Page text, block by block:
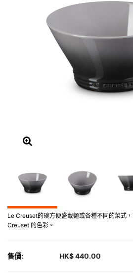
Le Creuset的碗方便盛載麵或各種不同的菜式
Creuset 的色彩。
售價: HK$ 440.00